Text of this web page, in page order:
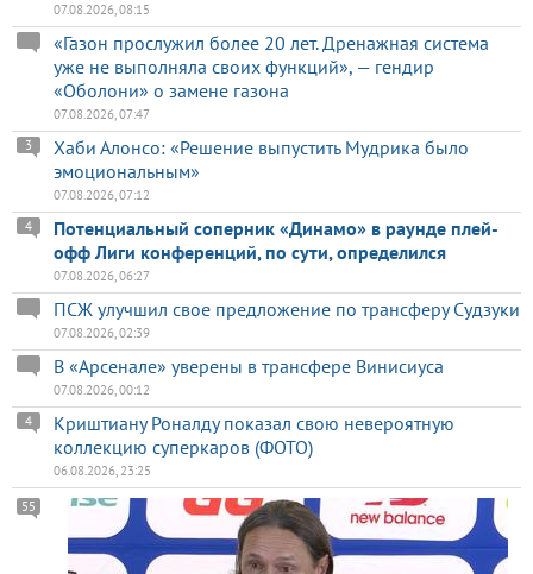
07.08.2026, 08:15
«Газон прослужил более 20 лет. Дренажная система
уже не выполняла своих функций», — гендир
«Оболони» о замене газона
07.08.2026, 07:47
Хаби Алонсо: «Решение выпустить Мудрика было
эмоциональным»
3
07.08.2026, 07:12
Потенциальный соперник «Динамо» в раунде плей-
офф Лиги конференций, по сути, определился
4
07.08.2026, 06:27
ПСЖ улучшил свое предложение по трансферу Судзуки
07.08.2026, 02:39
В «Арсенале» уверены в трансфере Винисиуса
07.08.2026, 00:12
Криштиану Роналду показал свою невероятную
коллекцию суперкаров (ФОТО)
4
06.08.2026, 23:25
55